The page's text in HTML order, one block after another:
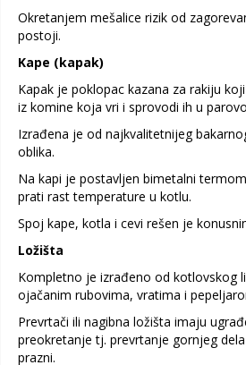
Okretanjem mešalice rizik od
postoji.
Kape (kapak)
Kapak je poklopac kazana za rakiju
iz komine koja vri i sprovodi ih u
Izrađena je od najkvalitetnijeg
oblika.
Na kapi je postavljen bimetalni
prati rast temperature u kotlu.
Spoj kape, kotla i cevi rešen je
Ložišta
Kompletno je izrađeno od kotlovskog
ojačanim rubovima, vratima i
Prevrtači ili nagibna ložišta imaju
preokretanje tj. prevrtanje gornjeg
prazni.